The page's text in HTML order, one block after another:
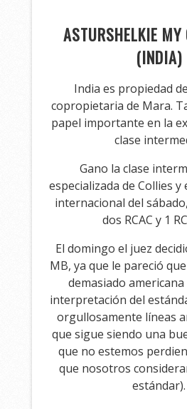
ASTURSHELKIE MY
(INDIA)
India es propiedad
copropietaria de Mara.
papel importante en la
clase
Gano la clase
especializada de Collies
internacional del
dos RCAC y 1
El domingo el juez
MB, ya que le pareció
demasiado
interpretación del
orgullosamente líneas
que sigue siendo una
que no estemos
que nosotros
estándar).